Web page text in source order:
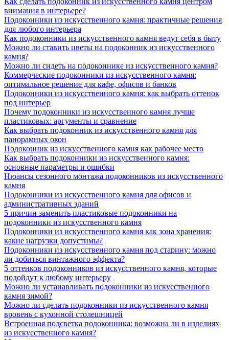
внимания в интерьере?
Подоконники из искусственного камня: практичные решения
для любого интерьера
Как подоконники из искусственного камня ведут себя в быту
Можно ли ставить цветы на подоконник из искусственного
камня?
Можно ли сидеть на подоконнике из искусственного камня?
Коммерческие подоконники из искусственного камня:
оптимальное решение для кафе, офисов и банков
Подоконники из искусственного камня: как выбрать оттенок
под интерьер
Почему подоконники из искусственного камня лучше
пластиковых: аргументы и сравнение
Как выбрать подоконник из искусственного камня для
панорамных окон
Подоконник из искусственного камня как рабочее место
Как выбрать подоконники из искусственного камня:
основные параметры и ошибки
Нюансы сезонного монтажа подоконников из искусственного
камня
Подоконники из искусственного камня для офисов и
административных зданий
5 причин заменить пластиковые подоконники на
подоконники из искусственного камня
Подоконники из искусственного камня как зона хранения:
какие нагрузки допустимы?
Подоконники из искусственного камня под старину: можно
ли добиться винтажного эффекта?
5 оттенков подоконников из искусственного камня, которые
подойдут к любому интерьеру
Можно ли устанавливать подоконники из искусственного
камня зимой?
Можно ли сделать подоконники из искусственного камня
вровень с кухонной столешницей
Встроенная подсветка подоконника: возможна ли в изделиях
из искусственного камня?